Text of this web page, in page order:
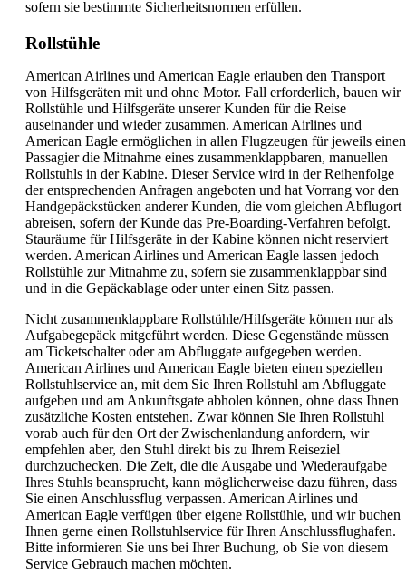
sofern sie bestimmte Sicherheitsnormen erfüllen.
Rollstühle
American Airlines und American Eagle erlauben den Transport
von Hilfsgeräten mit und ohne Motor. Fall erforderlich, bauen wir
Rollstühle und Hilfsgeräte unserer Kunden für die Reise
auseinander und wieder zusammen. American Airlines und
American Eagle ermöglichen in allen Flugzeugen für jeweils einen
Passagier die Mitnahme eines zusammenklappbaren, manuellen
Rollstuhls in der Kabine. Dieser Service wird in der Reihenfolge
der entsprechenden Anfragen angeboten und hat Vorrang vor den
Handgepäckstücken anderer Kunden, die vom gleichen Abflugort
abreisen, sofern der Kunde das Pre-Boarding-Verfahren befolgt.
Stauräume für Hilfsgeräte in der Kabine können nicht reserviert
werden. American Airlines und American Eagle lassen jedoch
Rollstühle zur Mitnahme zu, sofern sie zusammenklappbar sind
und in die Gepäckablage oder unter einen Sitz passen.
Nicht zusammenklappbare Rollstühle/Hilfsgeräte können nur als
Aufgabegepäck mitgeführt werden. Diese Gegenstände müssen
am Ticketschalter oder am Abfluggate aufgegeben werden.
American Airlines und American Eagle bieten einen speziellen
Rollstuhlservice an, mit dem Sie Ihren Rollstuhl am Abfluggate
aufgeben und am Ankunftsgate abholen können, ohne dass Ihnen
zusätzliche Kosten entstehen. Zwar können Sie Ihren Rollstuhl
vorab auch für den Ort der Zwischenlandung anfordern, wir
empfehlen aber, den Stuhl direkt bis zu Ihrem Reiseziel
durchzuchecken. Die Zeit, die die Ausgabe und Wiederaufgabe
Ihres Stuhls beansprucht, kann möglicherweise dazu führen, dass
Sie einen Anschlussflug verpassen. American Airlines und
American Eagle verfügen über eigene Rollstühle, und wir buchen
Ihnen gerne einen Rollstuhlservice für Ihren Anschlussflughafen.
Bitte informieren Sie uns bei Ihrer Buchung, ob Sie von diesem
Service Gebrauch machen möchten.